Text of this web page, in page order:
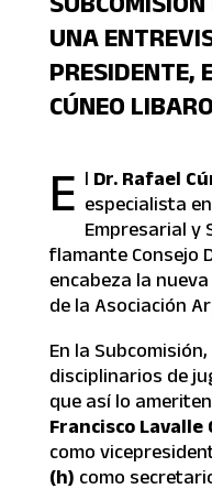
UNA
PRESIDENTE,
CÚNEO
E l Dr. Rafael
especialista
Empresarial y
flamante Consejo
encabeza la
de la Asociación
En la
disciplinarios de
que así lo
Francisco Lavalle
como
(h) como